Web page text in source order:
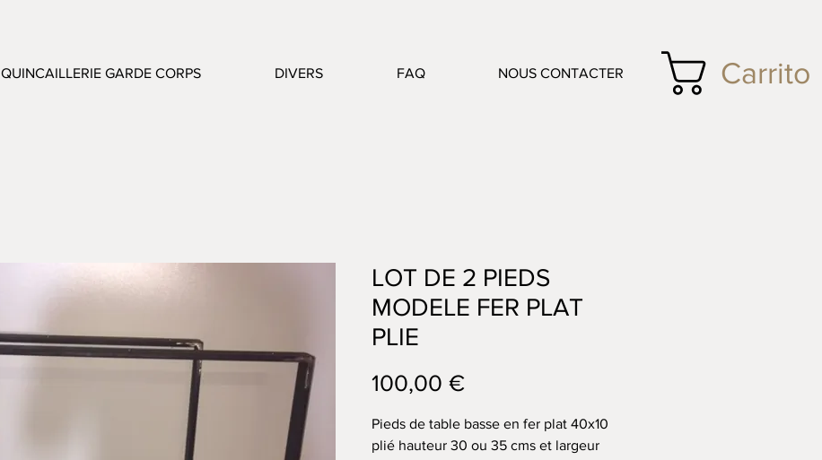
QUINCAILLERIE GARDE CORPS DIVERS FAQ NOUS CONTACTER Carrito
LOT DE 2 PIEDS
MODELE FER PLAT
PLIE
100,00 €Precio
Pieds de table basse en fer plat 40x10
plié hauteur 30 ou 35 cms et largeur